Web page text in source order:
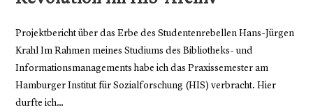
Projektbericht über das Erbe des Studentenrebellen Hans-Jürgen
Krahl Im Rahmen meines Studiums des Bibliotheks- und
Informationsmanagements habe ich das Praxissemester am
Hamburger Institut für Sozialforschung (HIS) verbracht. Hier
durfte ich…